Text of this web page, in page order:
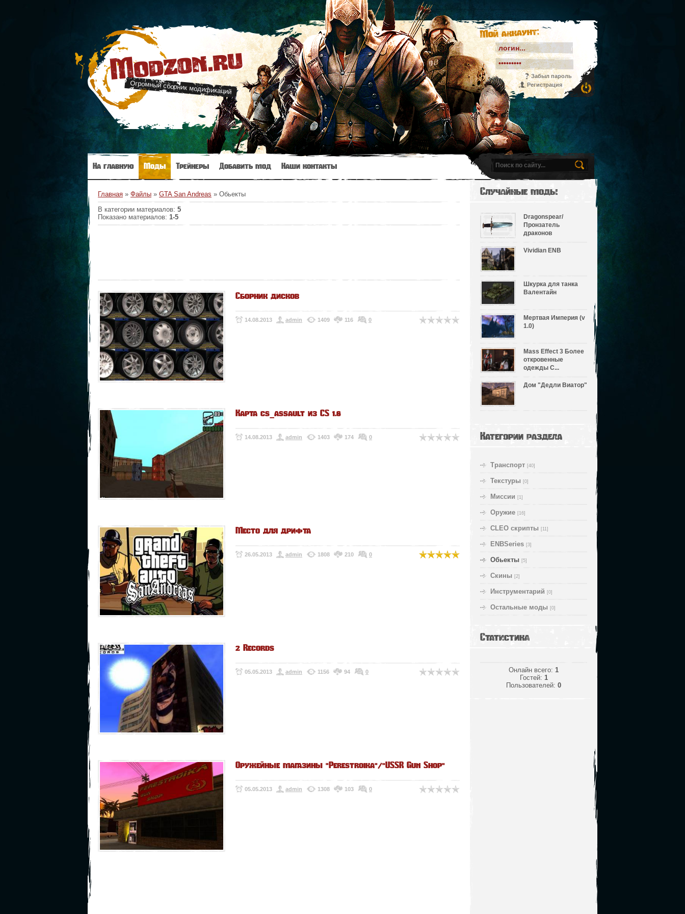
Modzon.ru
Огромный сборник модификаций
Мой аккаунт:
Забыл пароль
Регистрация
На главную Моды Трейнеры Добавить мод Наши контакты
Главная » Файлы » GTA San Andreas » Обьекты
В категории материалов: 5
Показано материалов: 1-5
Сборник дисков
14.08.2013 admin 1409 116 0
Карта cs_assault из CS 1.6
14.08.2013 admin 1403 174 0
Место для дрифта
26.05.2013 admin 1808 210 0
2 Records
05.05.2013 admin 1156 94 0
Оружейные магазины "Perestroika"/"USSR Gun Shop"
05.05.2013 admin 1308 103 0
Случайные моды
Dragonspear/
Пронзатель
драконов
Vividian ENB
Шкурка для танка
Валентайн
Мертвая Империя (v
1.0)
Mass Effect 3 Более
откровенные
одежды С...
Дом "Дедли Виатор"
Категории раздела
Транспорт [40]
Текстуры [0]
Миссии [1]
Оружие [16]
CLEO скрипты [11]
ENBSeries [3]
Обьекты [5]
Скины [2]
Инструментарий [0]
Остальные моды [0]
Статистика
Онлайн всего: 1
Гостей: 1
Пользователей: 0